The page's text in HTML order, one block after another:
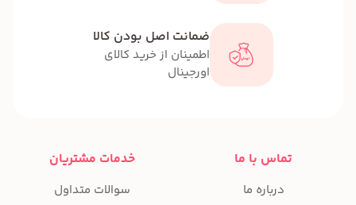
ضمانت اصل بودن کالا
اطمینان از خرید کالای
اورجینال
تماس با ما
درباره ما
خدمات مشتریان
سوالات متداول